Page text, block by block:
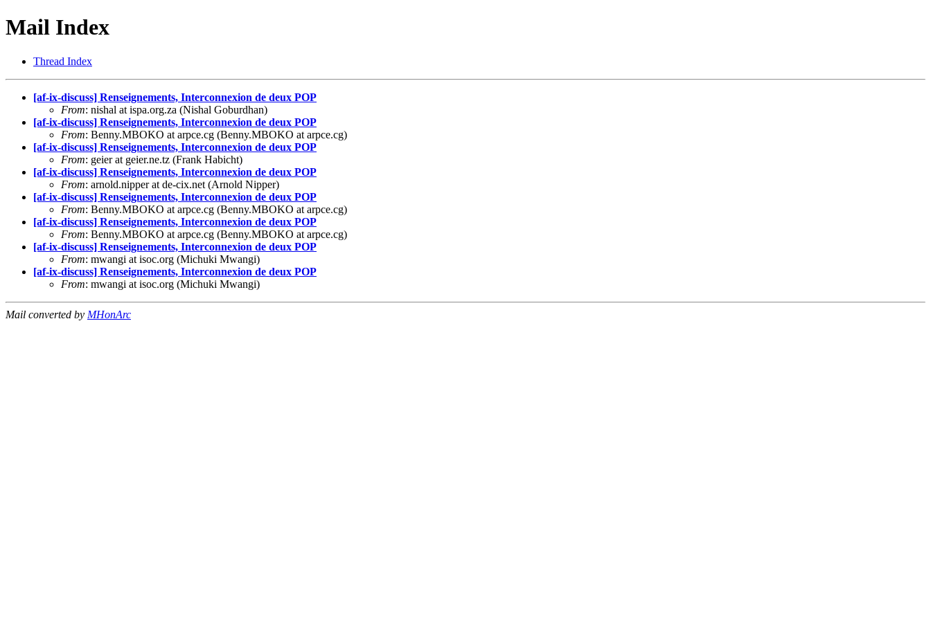
Mail Index
Thread Index
[af-ix-discuss] Renseignements, Interconnexion de deux POP
From: nishal at ispa.org.za (Nishal Goburdhan)
[af-ix-discuss] Renseignements, Interconnexion de deux POP
From: Benny.MBOKO at arpce.cg (Benny.MBOKO at arpce.cg)
[af-ix-discuss] Renseignements, Interconnexion de deux POP
From: geier at geier.ne.tz (Frank Habicht)
[af-ix-discuss] Renseignements, Interconnexion de deux POP
From: arnold.nipper at de-cix.net (Arnold Nipper)
[af-ix-discuss] Renseignements, Interconnexion de deux POP
From: Benny.MBOKO at arpce.cg (Benny.MBOKO at arpce.cg)
[af-ix-discuss] Renseignements, Interconnexion de deux POP
From: Benny.MBOKO at arpce.cg (Benny.MBOKO at arpce.cg)
[af-ix-discuss] Renseignements, Interconnexion de deux POP
From: mwangi at isoc.org (Michuki Mwangi)
[af-ix-discuss] Renseignements, Interconnexion de deux POP
From: mwangi at isoc.org (Michuki Mwangi)
Mail converted by MHonArc